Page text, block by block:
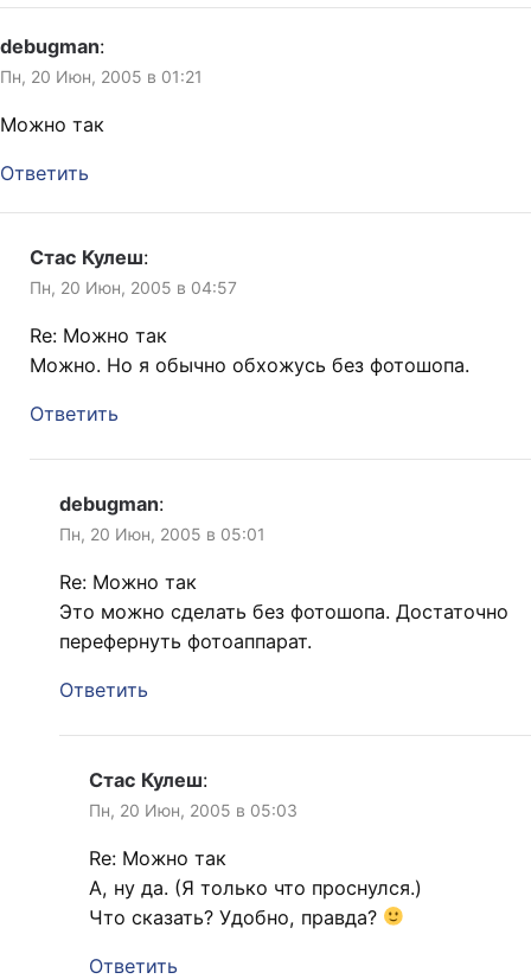
debugman:
Пн, 20 Июн, 2005 в 01:21
Можно так
Ответить
Стас Кулеш:
Пн, 20 Июн, 2005 в 04:57
Re: Можно так
Можно. Но я обычно обхожусь без фотошопа.
Ответить
debugman:
Пн, 20 Июн, 2005 в 05:01
Re: Можно так
Это можно сделать без фотошопа. Достаточно
перефернуть фотоаппарат.
Ответить
Стас Кулеш:
Пн, 20 Июн, 2005 в 05:03
Re: Можно так
А, ну да. (Я только что проснулся.)
Что сказать? Удобно, правда?
Ответить